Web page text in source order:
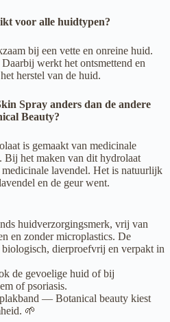
voor alle huidtypen?
bij een vette en onreine huid.
werkt het ontsmettend en
herstel van de huid.
Spray anders dan de andere
Beauty?
is gemaakt van medicinale
Bij het maken van dit hydrolaat
lavendel. Het is natuurlijk
en de geur went.
huidverzorgingsmerk, vrij van
en zonder microplastics. De
dierproefvrij en verpakt in
de gevoelige huid of bij
of psoriasis.
— Botanical beauty kiest
🌱